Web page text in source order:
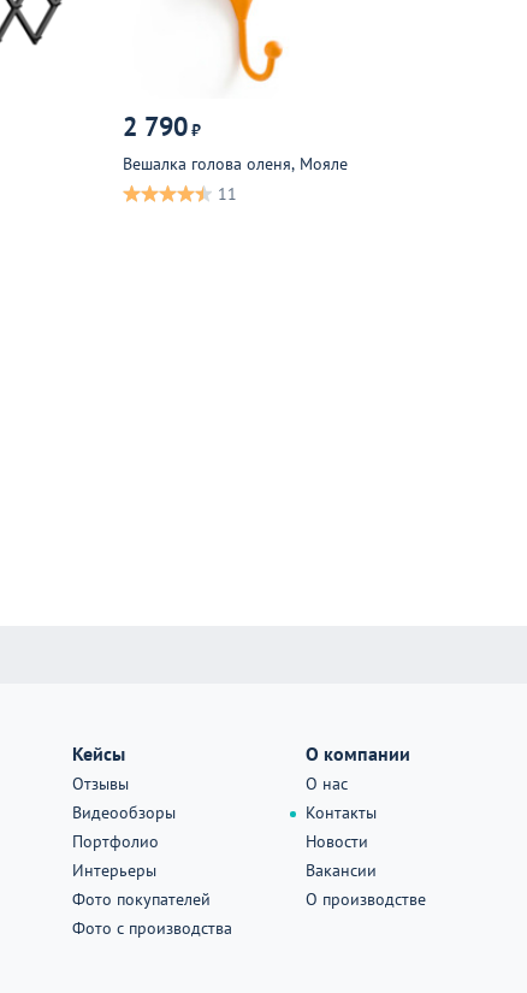
2 790₽
Вешалка голова оленя, Мояле
11
Кейсы
Отзывы
Видеообзоры
Портфолио
Интерьеры
Фото покупателей
Фото с производства
О компании
О нас
Контакты
Новости
Вакансии
О производстве